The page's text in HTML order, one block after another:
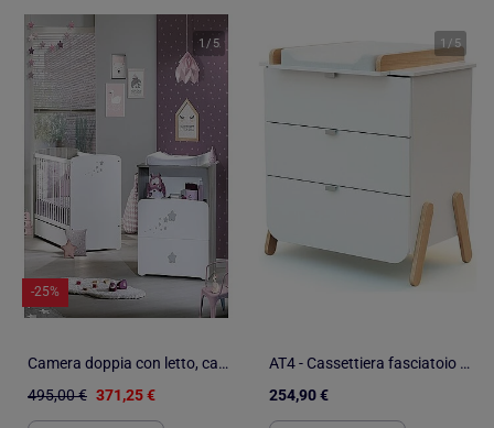
1/ 5
-25%
Camera doppia con letto, cassettiera e nicchia in legno - BABYPRICE
495,00 € 371,25 €
1 / 5
AT4 - Cassettiera fasciatoio 3 cassetti PIRATE legno - Bianco/Faggio - 79 x 65,5 x 94
254,90 €